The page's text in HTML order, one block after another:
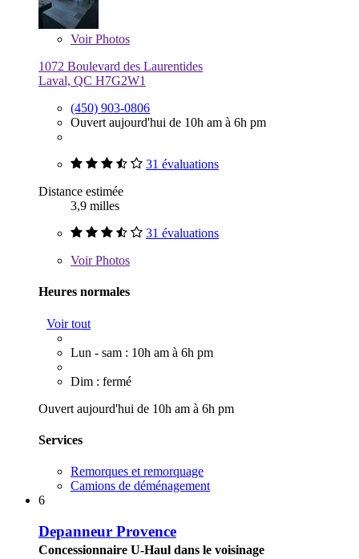
VoirPhotos
1072 Boulevard des Laurentides
Laval, QC H7G2W1
(450) 903-0806
Ouvert aujourd'hui de 10h am à 6h pm
31 évaluations
Distance estimée
3,9 milles
31 évaluations
VoirPhotos
Heures normales
Voir tout
Lun - sam : 10h am à 6h pm
Dim : fermé
Ouvert aujourd'hui de 10h am à 6h pm
Services
Remorques et remorquage
Camions de déménagement
6
Depanneur Provence
Concessionnaire U-Haul dans le voisinage